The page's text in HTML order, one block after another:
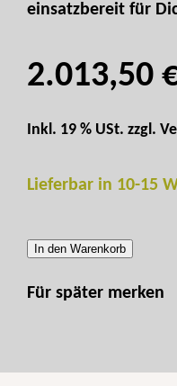
einsatzbereit für
2.013,50
Inkl. 19 % USt. zzgl.
Lieferbar in 10-15
In den Warenkorb
Für später merken